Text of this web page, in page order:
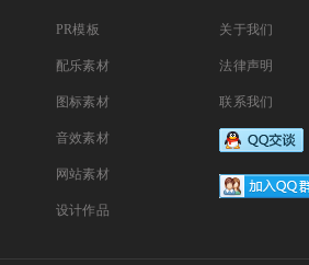
PR模板
配乐素材
图标素材
音效素材
网站素材
设计作品
关于我们
法律声明
联系我们